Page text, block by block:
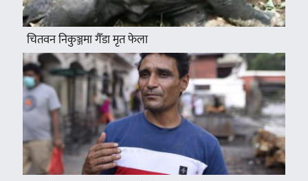
चितवन निकुञ्जमा गैँडा मृत फेला